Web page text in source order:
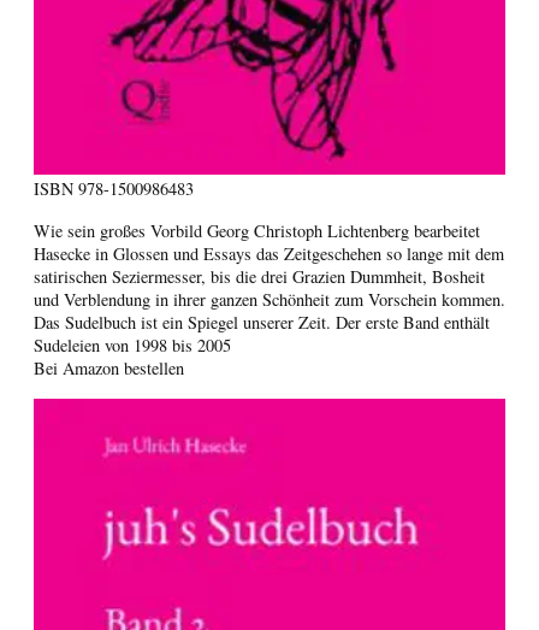
ISBN 978-1500986483
Wie sein großes Vorbild Georg Christoph Lichtenberg bearbeitet
Hasecke in Glossen und Essays das Zeitgeschehen so lange mit dem
satirischen Seziermesser, bis die drei Grazien Dummheit, Bosheit
und Verblendung in ihrer ganzen Schönheit zum Vorschein kommen.
Das Sudelbuch ist ein Spiegel unserer Zeit. Der erste Band enthält
Sudeleien von 1998 bis 2005
Bei Amazon bestellen